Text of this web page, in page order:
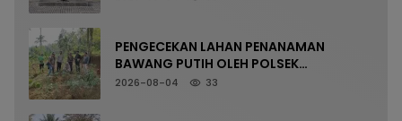
PENGECEKAN LAHAN PENANAMAN
BAWANG PUTIH OLEH POLSEK
LANGKAPLANCAR DUKUNG PROGRAM
2026-08-04 33